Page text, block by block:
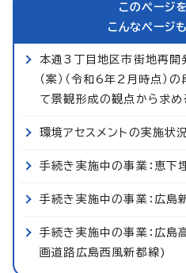
このページ
こんなページ
本通3丁目地区市街地再開
（案）（令和6年2月時点）
て景観形成の観点から求め
環境アセスメントの実施状況
手続き実施中の事業：恵下
手続き実施中の事業：広島
手続き実施中の事業：広
画道路広島西風新都線)